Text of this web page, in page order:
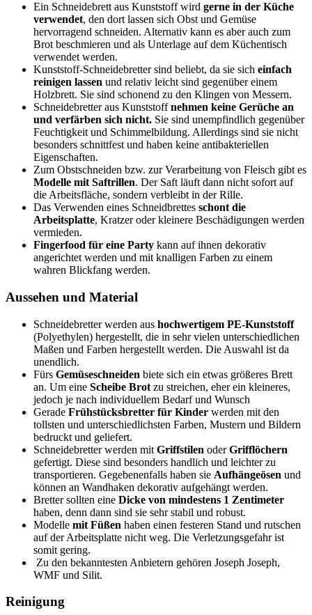
Ein Schneidebrett aus Kunststoff wird gerne in der Küche
verwendet, den dort lassen sich Obst und Gemüse
hervorragend schneiden. Alternativ kann es aber auch zum
Brot beschmieren und als Unterlage auf dem Küchentisch
verwendet werden.
Kunststoff-Schneidebretter sind beliebt, da sie sich einfach
reinigen lassen und relativ leicht sind gegenüber einem
Holzbrett. Sie sind schonend zu den Klingen von Messern.
Schneidebretter aus Kunststoffnehmen keine Gerüche an
und verfärben sich nicht. Sie sind unempfindlich gegenüber
Feuchtigkeit und Schimmelbildung. Allerdings sind sie nicht
besonders schnittfest und haben keine antibakteriellen
Eigenschaften.
Zum Obstschneiden bzw. zur Verarbeitung von Fleisch gibt es
Modelle mit Saftrillen. Der Saft läuft dann nicht sofort auf
die Arbeitsfläche, sondern verbleibt in der Rille.
Das Verwenden eines Schneidbrettes schont die
Arbeitsplatte, Kratzer oder kleinere Beschädigungen werden
vermieden.
Fingerfood für eine Party kann auf ihnen dekorativ
angerichtet werden und mit knalligen Farben zu einem
wahren Blickfang werden.
Aussehen und Material
Schneidebretter werden aus hochwertigem PE-Kunststoff
(Polyethylen) hergestellt, die in sehr vielen unterschiedlichen
Maßen und Farben hergestellt werden. Die Auswahl ist da
unendlich.
Fürs Gemüseschneiden biete sich ein etwas größeres Brett
an. Um eine Scheibe Brot zu streichen, eher ein kleineres,
jedoch je nach individuellem Bedarf und Wunsch
Gerade Frühstücksbretter für Kinder werden mit den
tollsten und unterschiedlichsten Farben, Mustern und Bildern
bedruckt und geliefert.
Schneidebretter werden mit Griffstilen oderGrifflöchern
gefertigt. Diese sind besonders handlich und leichter zu
transportieren. Gegebenenfalls haben sie Aufhängeösen und
können an Wandhaken dekorativ aufgehängt werden.
Bretter sollten eine Dicke von mindestens 1 Zentimeter
haben, denn dann sind sie sehr stabil und robust.
Modelle mit Füßen haben einen festeren Stand und rutschen
auf der Arbeitsplatte nicht weg. Die Verletzungsgefahr ist
somit gering.
Zu den bekanntesten Anbietern gehören Joseph Joseph,
WMF und Silit.
Reinigung